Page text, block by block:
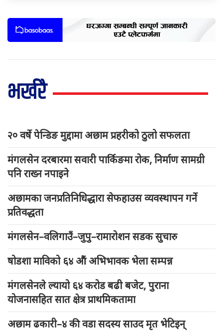
भर्खरै
२० वर्षे पेन्डिङ मुद्दामा अछाम प्रहरीको ठुलो सफलता
मंगलसेन दरबारमा सवारी पार्किङमा रोक, निर्माण सामग्री
पनि राख्न नपाइने
अछामका जनप्रतिनिधिद्धारा सेफहाउस व्यवस्थापन गर्ने
प्रतिवद्धता
मंगलसेन–वलिगाउँ–जुपु–रामारोशन सडक सुचारु
षोडशा माविको ६४ औं अभिभावक भेला सम्पन्न
मंगलसेनले ल्यायो ६४ करोड बढी बजेट, पुराना
योजनासहित सात क्षेत्र प्राथमिकतामा
अछाम ढकारी–४ की वडा सदस्य साउद मृत भेटिइन्